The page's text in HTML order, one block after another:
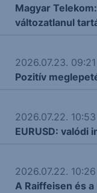
Magyar
változatlanul
2026.07.23. 09:21
Pozitív
2026.07.22. 10:53
EURUSD: valódi
2026.07.22. 10:26
A Raiffeisen és